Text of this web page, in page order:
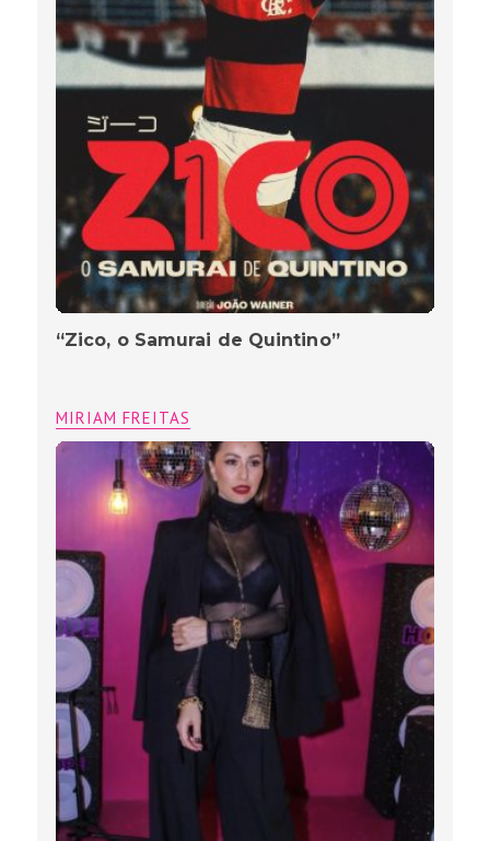
“Zico, o Samurai de Quintino”
MIRIAM FREITAS